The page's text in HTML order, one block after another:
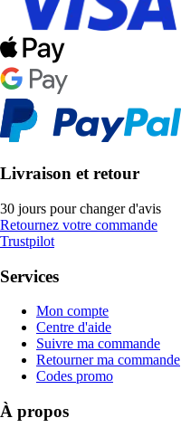
Livraison et retour
30 jours pour changer d'avis
Retournez votre commande
Trustpilot
Services
Mon compte
Centre d'aide
Suivre ma commande
Retourner ma commande
Codes promo
À propos